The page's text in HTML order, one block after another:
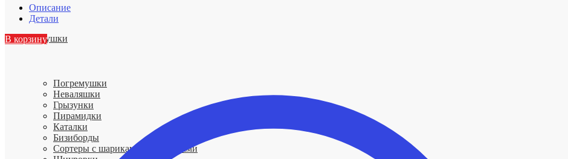
Игрушки
Погремушки
Неваляшки
Грызунки
Пирамидки
Каталки
Бизиборды
Сортеры с шариками и гномиками
Описание
Детали
В корзину